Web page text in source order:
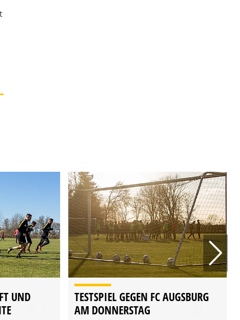
UND
TESTSPIEL GEGEN FC AUGSBURG
AM DONNERSTAG